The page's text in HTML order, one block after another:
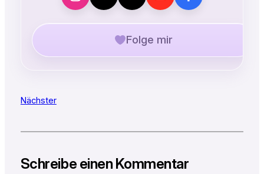
Folge mir
Nächster
Schreibe einen Kommentar